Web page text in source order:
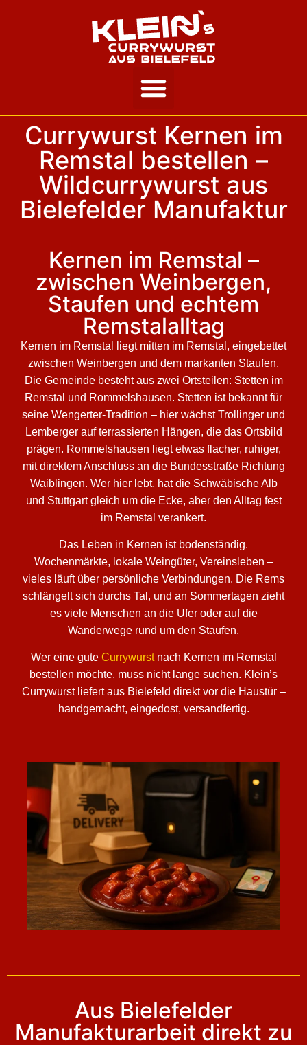
Currywurst Kernen im
Remstal bestellen –
Wildcurrywurst aus
Bielefelder Manufaktur
Kernen im Remstal –
zwischen Weinbergen,
Staufen und echtem
Remstalalltag
Kernen im Remstal liegt mitten im Remstal, eingebettet
zwischen Weinbergen und dem markanten Staufen.
Die Gemeinde besteht aus zwei Ortsteilen: Stetten im
Remstal und Rommelshausen. Stetten ist bekannt für
seine Wengerter-Tradition – hier wächst Trollinger und
Lemberger auf terrassierten Hängen, die das Ortsbild
prägen. Rommelshausen liegt etwas flacher, ruhiger,
mit direktem Anschluss an die Bundesstraße Richtung
Waiblingen. Wer hier lebt, hat die Schwäbische Alb
und Stuttgart gleich um die Ecke, aber den Alltag fest
im Remstal verankert.
Das Leben in Kernen ist bodenständig.
Wochenmärkte, lokale Weingüter, Vereinsleben –
vieles läuft über persönliche Verbindungen. Die Rems
schlängelt sich durchs Tal, und an Sommertagen zieht
es viele Menschen an die Ufer oder auf die
Wanderwege rund um den Staufen.
Wer eine gute Currywurstnach Kernen im Remstal
bestellen möchte, muss nicht lange suchen. Klein’s
Currywurst liefert aus Bielefeld direkt vor die Haustür –
handgemacht, eingedost, versandfertig.
Aus Bielefelder
Manufakturarbeit direkt zu